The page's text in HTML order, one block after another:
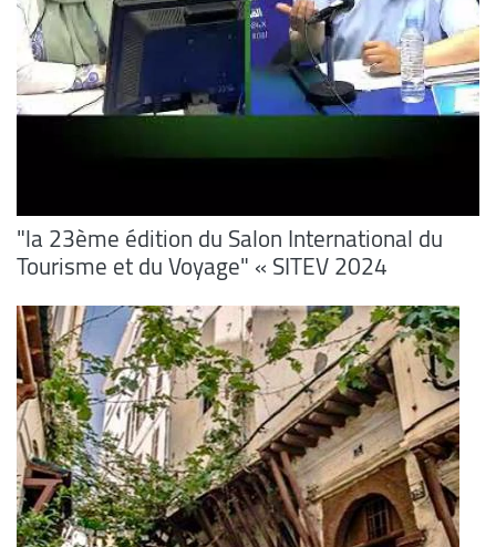
"la 23ème édition du Salon International du
Tourisme et du Voyage" « SITEV 2024